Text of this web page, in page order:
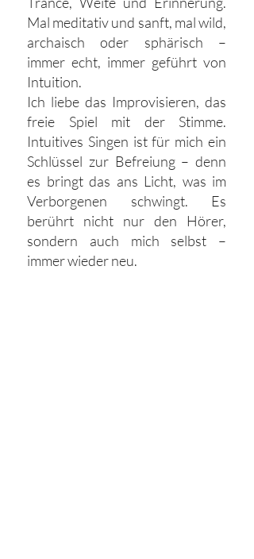
Mal meditativ und sanft, mal wild,
archaisch oder sphärisch –
immer echt, immer geführt von
Intuition.
​Ich liebe das Improvisieren, das
freie Spiel mit der Stimme.
Intuitives Singen ist für mich ein
Schlüssel zur Befreiung – denn
es bringt das ans Licht, was im
Verborgenen schwingt. Es
berührt nicht nur den Hörer,
sondern auch mich selbst –
immer wieder neu.